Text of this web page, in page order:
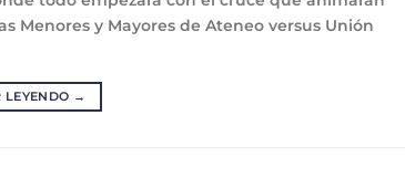
Menores y Mayores de Ateneo versus Unión
LEYENDO →